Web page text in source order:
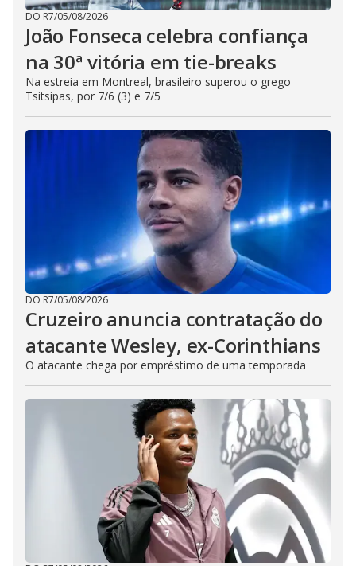
DO R7/05/08/2026
João Fonseca celebra confiança
na 30ª vitória em tie-breaks
Na estreia em Montreal, brasileiro superou o grego
Tsitsipas, por 7/6 (3) e 7/5
DO R7/05/08/2026
Cruzeiro anuncia contratação do
atacante Wesley, ex-Corinthians
O atacante chega por empréstimo de uma temporada